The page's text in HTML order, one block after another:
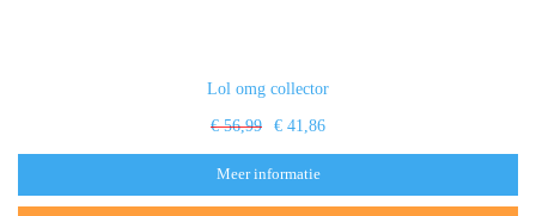
Lol omg collector
€ 56,99 € 41,86
Meer informatie